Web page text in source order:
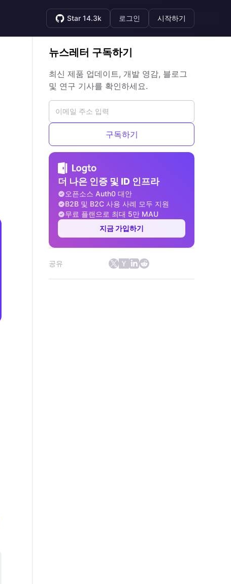
Star 14.3k 로그인 시작하기
뉴스레터 구독하기
최신 제품 업데이트, 개발 영감, 블로그
및 연구 기사를 확인하세요.
구독하기
더 나은 인증 및 ID 인프라
오픈소스 Auth0 대안
B2B 및 B2C 사용 사례 모두 지원
무료 플랜으로 최대 5만 MAU
지금 가입하기
공유